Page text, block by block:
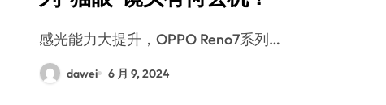
感光能力大提升，OPPO Reno7系列…
dawei 6 月 9, 2024